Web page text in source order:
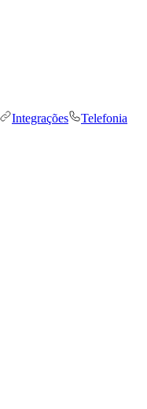
Integrações
Telefonia